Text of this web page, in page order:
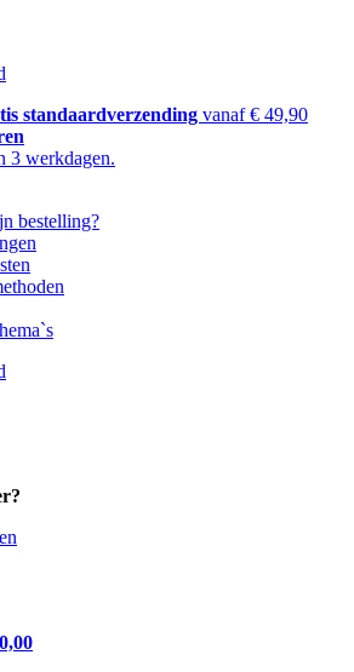
standaardverzending vanaf € 49,90
3 werkdagen.
bestelling?